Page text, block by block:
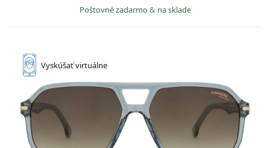
Poštovné zadarmo& na sklade
Vyskúšaťvirtuálne